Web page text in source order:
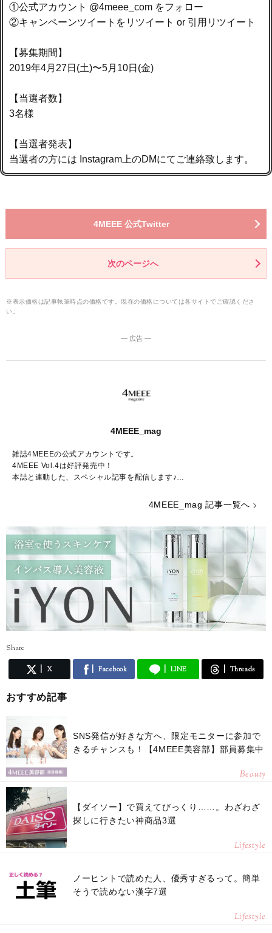
①公式アカウント @4meee_com をフォロー⁣
②キャンペーンツイートをリツイート or 引用リツイート
【募集期間】⁣
2019年4月27日(土)〜5月10日(金)⁣
【当選者数】
3名様 ⁣
【当選者発表】
当選者の方には Instagram上のDMにてご連絡致します。⁣
4MEEE 公式Twitter
次のページへ
※表示価格は記事執筆時点の価格です。現在の価格については各サイトでご確認くださ
い。
― 広告 ―
4MEEE_mag
雑誌4MEEEの公式アカウントです。
4MEEE Vol.4は好評発売中！
本誌と連動した、スペシャル記事を配信します♪
https://www.amazon.co.jp/dp/4073
4MEEE_mag 記事一覧へ
Share
X Facebook LINE Threads
おすすめ記事
SNS発信が好きな方へ、限定モニターに参加で
きるチャンスも！【4MEEE美容部】部員募集中
Beauty
【ダイソー】で買えてびっくり……。わざわざ
探しに行きたい神商品3選
Lifestyle
ノーヒントで読めた人、優秀すぎるって。簡単
そうで読めない漢字7選
Lifestyle